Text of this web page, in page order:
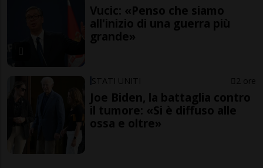
Vucic: «Penso che siamo
all'inizio di una guerra più
grande»
STATI UNITI 2 ore
Joe Biden, la battaglia contro
il tumore: «Si è diffuso alle
ossa e oltre»